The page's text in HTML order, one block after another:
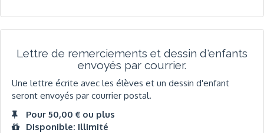
Lettre de remerciements et dessin d'enfants
envoyés par courrier.
Une lettre écrite avec les élèves et un dessin d'enfant
seront envoyés par courrier postal.
Pour 50,00 € ou plus
Disponible: Illimité